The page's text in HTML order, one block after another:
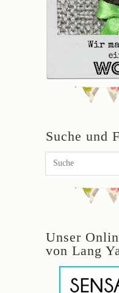
Suche und
Unser
von Lang